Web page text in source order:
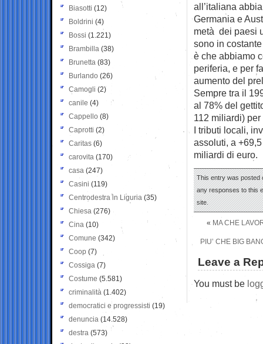
all’italiana
Germania e
metà dei paesi
sono in
è che abbiamo
periferia, e per
aumento del
Sempre tra il
al 78% del
112 miliardi)
I tributi locali,
assoluti, a
miliardi di euro.
This entry was posted
any responses to this
site.
« MA CHE
PIU’ CHE BIG
Leave a
You must be
Biasotti (12)
Boldrini (4)
Bossi (1.221)
Brambilla (38)
Brunetta (83)
Burlando (26)
Camogli (2)
canile (4)
Cappello (8)
Caprotti (2)
Caritas (6)
carovita (170)
casa (247)
Casini (119)
Centrodestra in Liguria (35)
Chiesa (276)
Cina (10)
Comune (342)
Coop (7)
Cossiga (7)
Costume (5.581)
criminalità (1.402)
democratici e progressisti (19)
denuncia (14.528)
destra (573)